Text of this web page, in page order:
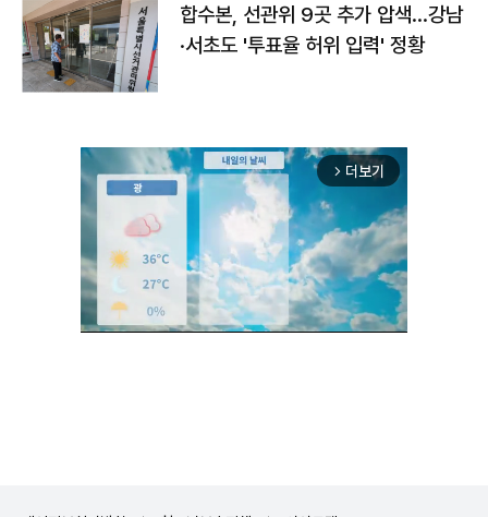
합수본, 선관위 9곳 추가 압색…강남
·서초도 '투표율 허위 입력' 정황
arrow_forward_ios 더보기